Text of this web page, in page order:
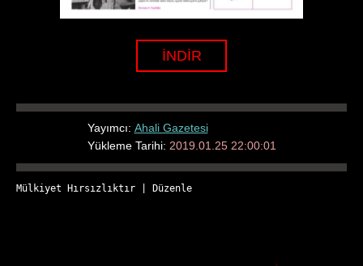
İNDİR
Yayımcı: Ahali Gazetesi
Yükleme Tarihi: 2019.01.25 22:00:01
Mülkiyet Hırsızlıktır Düzenle